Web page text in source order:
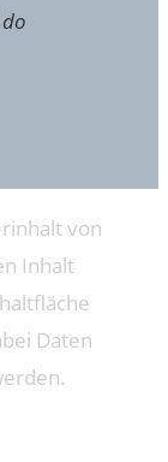
von
Inhalt
Daten